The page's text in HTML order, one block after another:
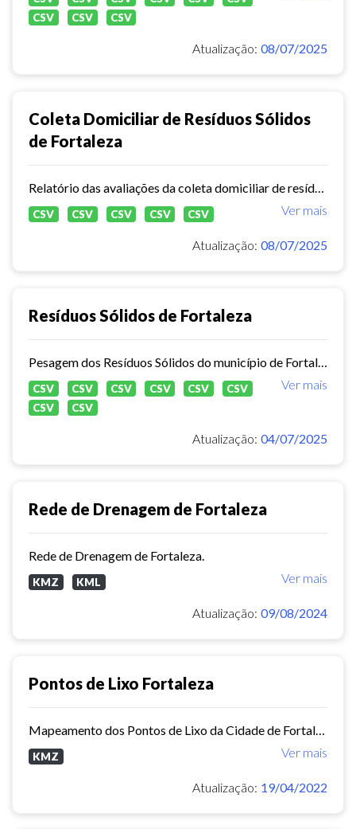
CSV
CSV CSV
Atualização: 08/07/2025
Coleta Domiciliar de Resíduos Sólidos
de Fortaleza
Ver mais
CSV CSV CSV CSV CSV
Atualização: 08/07/2025
Resíduos Sólidos de Fortaleza
Ver mais
CSV CSV CSV CSV CSV
CSV
CSV
CSV
Atualização: 04/07/2025
Rede de Drenagem de Fortaleza
Rede de Drenagem de Fortaleza.
Ver mais
KMZ KML
Atualização: 09/08/2024
Pontos de Lixo Fortaleza
Ver mais
KMZ
Atualização: 19/04/2022